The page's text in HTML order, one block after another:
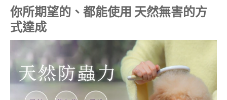
你所期望的、都能使用 天然無害的方
式達成